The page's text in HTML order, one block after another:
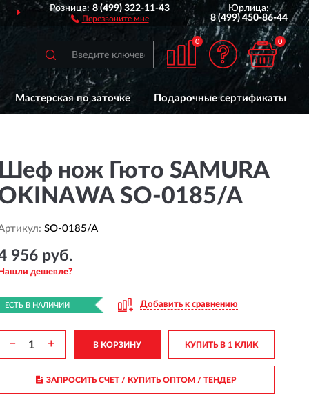
ДОСТАВИМ ПО ВСЕЙ РОССИИ
Розница:8 (499) 322-11-43
Перезвоните мне
Юрлица:
8 (499) 450-86-44
0 0
Мастерская по заточке Подарочные сертификаты
Шеф нож Гюто SAMURA
SO-0185/A
SO-0185/A
956 руб.
Нашли дешевле?
ЕСТЬ В НАЛИЧИИ Добавить к сравнению
− + В КОРЗИНУ КУПИТЬ В 1 КЛИК
ЗАПРОСИТЬ СЧЕТ / КУПИТЬ ОПТОМ/ ТЕНДЕР